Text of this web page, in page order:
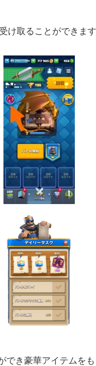
け取ることができます
き豪華アイテムを